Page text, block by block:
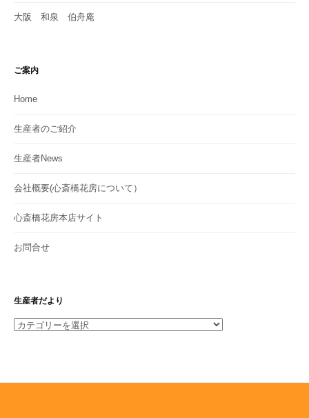
大阪 和泉 伯舟庵
ご案内
Home
生産者のご紹介
生産者News
会社概要(心斎橋花房について）
心斎橋花房本店サイト
お問合せ
生産者だより
生
よ